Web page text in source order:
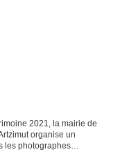
2021, la mairie de
organise un
les photographes